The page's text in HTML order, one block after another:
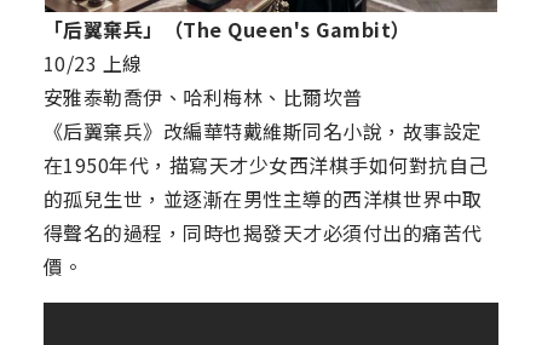
「后翼棄兵」（The Queen's Gambit）
10/23 上線
安雅泰勒喬伊、哈利梅林、比爾坎普
《后翼棄兵》改編華特戴維斯同名小說，故事設定
在1950年代，描寫天才少女西洋棋手如何對抗自己
的孤兒生世，並逐漸在男性主導的西洋棋世界中取
得聲名的過程，同時也揭發天才必須付出的痛苦代
價。